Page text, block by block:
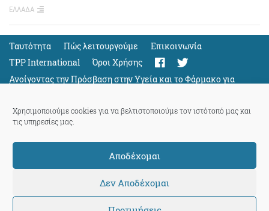
Χρησιμοποιούμε cookies για να βελτιστοποιούμε τον ιστότοπό μας και
τις υπηρεσίες μας.
Αποδέχομαι
Δεν Αποδέχομαι
ΕΛΛΑΔΑ
Ταυτότητα Πώς λειτουργούμε
Eπικοινωνία
TPP International
Όροι Χρήσης
Ανοίγοντας την Πρόσβαση στην Υγεία και το Φάρμακο για
Όλους
Support
ThePressProject
powered by our community members